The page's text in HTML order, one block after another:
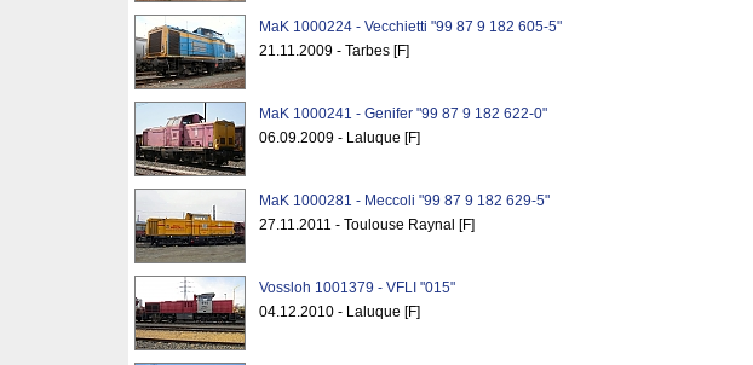
MaK 1000224 - Vecchietti "99 87 9 182 605-5"
21.11.2009 - Tarbes [F]
MaK 1000241 - Genifer "99 87 9 182 622-0"
06.09.2009 - Laluque [F]
MaK 1000281 - Meccoli "99 87 9 182 629-5"
27.11.2011 - Toulouse Raynal [F]
Vossloh 1001379 - VFLI "015"
04.12.2010 - Laluque [F]